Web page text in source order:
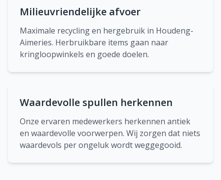
Milieuvriendelijke afvoer
Maximale recycling en hergebruik in Houdeng-
Aimeries. Herbruikbare items gaan naar
kringloopwinkels en goede doelen.
Waardevolle spullen herkennen
Onze ervaren medewerkers herkennen antiek
en waardevolle voorwerpen. Wij zorgen dat niets
waardevols per ongeluk wordt weggegooid.